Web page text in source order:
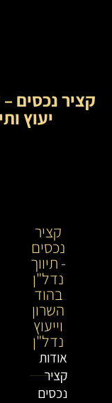
קציר נכסים
יעוץ
קציר
נכסים
- תיווך
נדל"ן
בהוד
השרון
וייעוץ
נדל"ן
אודות
קציר
נכסים